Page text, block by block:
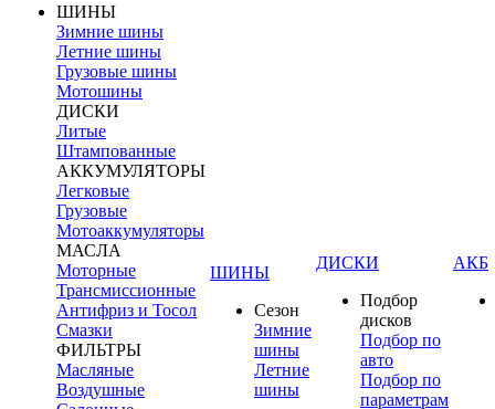
ШИНЫ
Зимние шины
Летние шины
Грузовые шины
Мотошины
ДИСКИ
Литые
Штампованные
АККУМУЛЯТОРЫ
Легковые
Грузовые
Мотоаккумуляторы
МАСЛА
Моторные
Трансмиссионные
Антифриз и Тосол
Смазки
ФИЛЬТРЫ
Масляные
Воздушные
ШИНЫ
Сезон
Зимние
шины
Летние
шины
ДИСКИ
Подбор
дисков
Подбор по
авто
Подбор по
параметрам
АКБ